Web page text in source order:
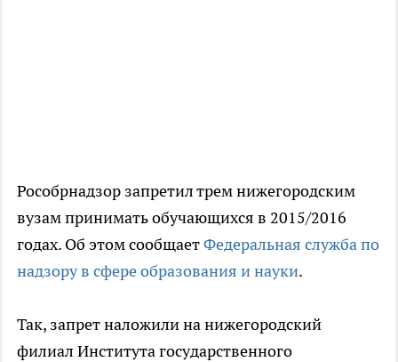
Рособрнадзор запретил трем нижегородским
вузам принимать обучающихся в 2015/2016
годах. Об этом сообщаетФедеральная служба по
надзору в сфере образования и науки.
Так, запрет наложили на нижегородский
филиал Института государственного